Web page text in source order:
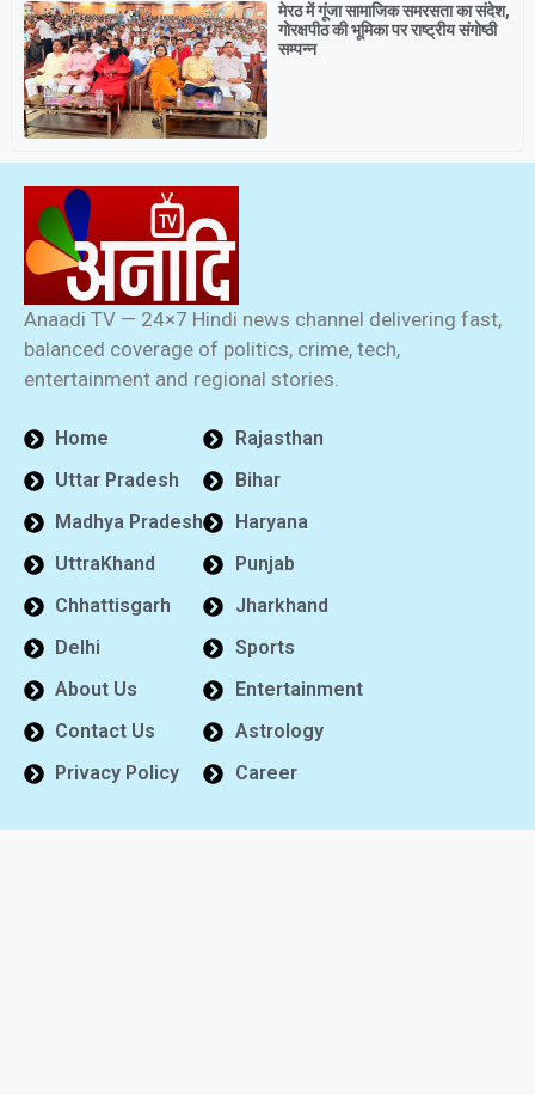
मेरठ में गूंजा सामाजिक समरसता का संदेश,
गोरक्षपीठ की भूमिका पर राष्ट्रीय संगोष्ठी
सम्पन्न
Anaadi TV — 24×7 Hindi news channel delivering fast,
balanced coverage of politics, crime, tech,
entertainment and regional stories.
Home
Uttar Pradesh
Madhya Pradesh
UttraKhand
Chhattisgarh
Delhi
About Us
Contact Us
Privacy Policy
Rajasthan
Bihar
Haryana
Punjab
Jharkhand
Sports
Entertainment
Astrology
Career